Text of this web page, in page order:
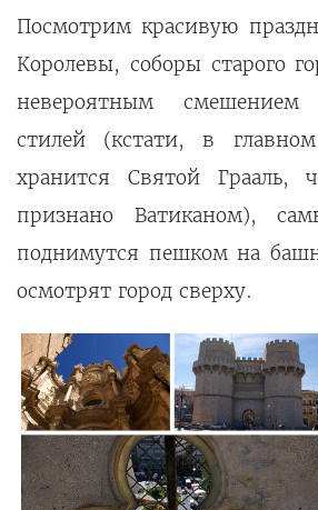
Посмотрим красивую
Королевы, соборы старого
невероятным смешением
стилей (кстати, в
хранится Святой Грааль,
признано Ватиканом),
поднимутся пешком на
осмотрят город сверху.